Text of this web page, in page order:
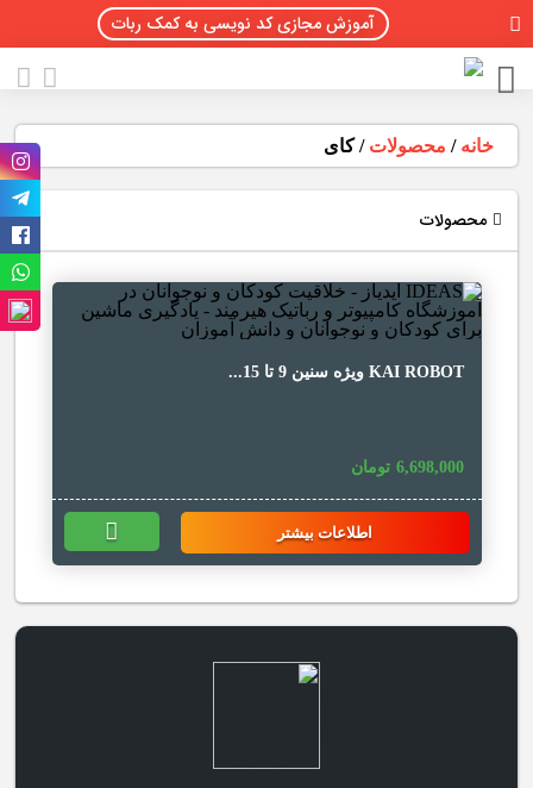
آموزش مجازی کد نویسی به کمک ربات
خانه / محصولات /کای
محصولات
KAI ROBOT ویژه سنین 9 تا 15...
6,698,000 تومان
اطلاعات بیشتر